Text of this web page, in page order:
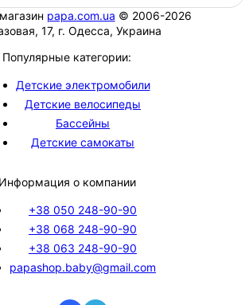
papa.com.ua © 2006-2026
17, г. Одесса, Украина
Популярные категории:
Детские электромобили
Детские велосипеды
Бассейны
Детские самокаты
Информация о компании
+38 050 248-90-90
+38 068 248-90-90
+38 063 248-90-90
papashop.baby@gmail.com